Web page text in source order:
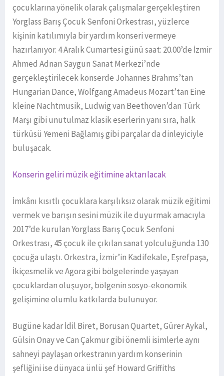
çocuklarına yönelik olarak çalışmalar gerçekleştiren
Yorglass Barış Çocuk Senfoni Orkestrası, yüzlerce
kişinin katılımıyla bir yardım konseri vermeye
hazırlanıyor. 4 Aralık Cumartesi günü saat: 20.00’de İzmir
Ahmed Adnan Saygun Sanat Merkezi’nde
gerçekleştirilecek konserde Johannes Brahms’tan
Hungarian Dance, Wolfgang Amadeus Mozart’tan Eine
kleine Nachtmusik, Ludwig van Beethoven’dan Türk
Marşı gibi unutulmaz klasik eserlerin yanı sıra, halk
türküsü Yemeni Bağlamış gibi parçalar da dinleyiciyle
buluşacak.
Konserin geliri müzik eğitimine aktarılacak
İmkânı kısıtlı çocuklara karşılıksız olarak müzik eğitimi
vermek ve barışın sesini müzik ile duyurmak amacıyla
2017’de kurulan Yorglass Barış Çocuk Senfoni
Orkestrası, 45 çocuk ile çıkılan sanat yolculuğunda 130
çocuğa ulaştı. Orkestra, İzmir’in Kadifekale, Eşrefpaşa,
İkiçesmelik ve Agora gibi bölgelerinde yaşayan
çocuklardan oluşuyor, bölgenin sosyo-ekonomik
gelişimine olumlu katkılarda bulunuyor.
Bugüne kadar İdil Biret, Borusan Quartet, Gürer Aykal,
Gülsin Onay ve Can Çakmur gibi önemli isimlerle aynı
sahneyi paylaşan orkestranın yardım konserinin
şefliğini ise dünyaca ünlü şef Howard Griffiths